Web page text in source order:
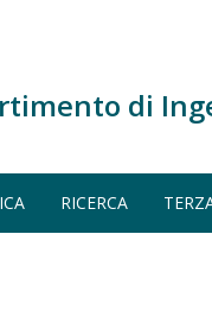
di
RICERCA